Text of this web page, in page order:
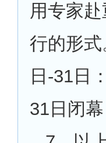
用专家
行的形
日-31日
31日闭幕